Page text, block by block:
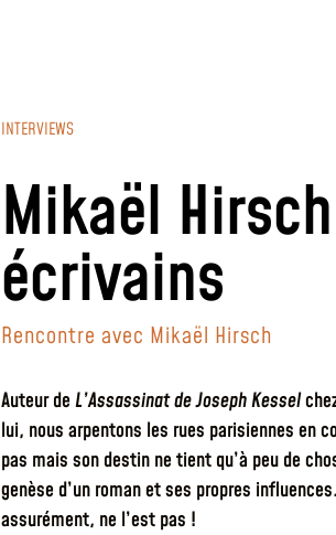
INTERVIEWS
Mikaël
écrivains
Rencontre avec Mikaël Hirsch
Auteur deL’Assassinat de Joseph Kessel
lui, nous arpentons les rues parisiennes en
pas mais son destin ne tient qu’à peu de
genèse d’un roman et ses propres influences.
assurément, ne l’est pas !